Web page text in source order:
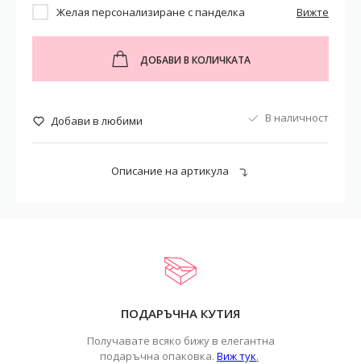
Желая персонализиране с панделка Вижте
ДОБАВИ В КОЛИЧКАТА
Добави в любими В наличност
Описание на артикула
ПОДАРЪЧНА КУТИЯ
Получавате всяко бижу в елегантна
подаръчна опаковка. Виж тук.